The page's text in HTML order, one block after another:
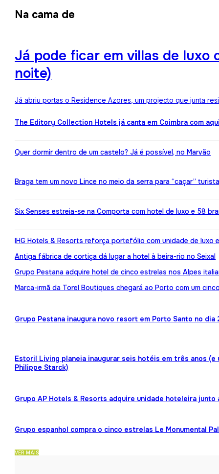
Na cama de
Já pode ficar em villas de luxo
noite)
Já abriu portas o Residence Azores, um projecto que junta
The Editory Collection Hotels já canta em Coimbra com
Quer dormir dentro de um castelo? Já é possível, no Marvão
Braga tem um novo Lince no meio da serra para “caçar”
Six Senses estreia-se na Comporta com hotel de luxo e 58
IHG Hotels & Resorts reforça portefólio com unidade de luxo
Antiga fábrica de cortiça dá lugar a hotel à beira-rio no Seixal
Grupo Pestana adquire hotel de cinco estrelas nos Alpes
Marca-irmã da Torel Boutiques chegará ao Porto com um
Grupo Pestana inaugura novo resort em Porto Santo no dia
Estoril Living planeia inaugurar seis hotéis em três anos (e
Philippe Starck)
Grupo AP Hotels & Resorts adquire unidade hoteleira
Grupo espanhol compra o cinco estrelas Le Monumental
VER MAIS